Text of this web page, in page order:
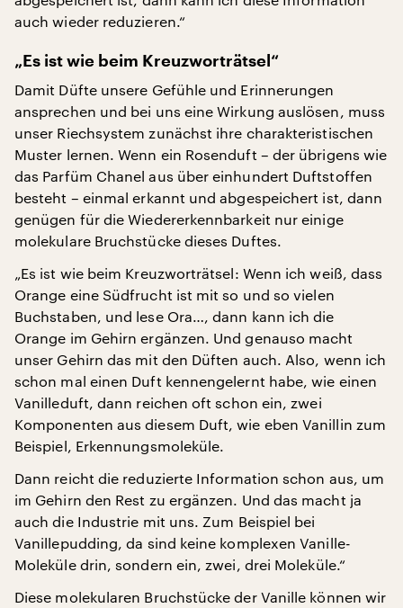
auch wieder reduzieren.“
„Es ist wie beim Kreuzworträtsel“
Damit Düfte unsere Gefühle und Erinnerungen
ansprechen und bei uns eine Wirkung auslösen, muss
unser Riechsystem zunächst ihre charakteristischen
Muster lernen. Wenn ein Rosenduft – der übrigens wie
das Parfüm Chanel aus über einhundert Duftstoffen
besteht – einmal erkannt und abgespeichert ist, dann
genügen für die Wiedererkennbarkeit nur einige
molekulare Bruchstücke dieses Duftes.
„Es ist wie beim Kreuzworträtsel: Wenn ich weiß, dass
Orange eine Südfrucht ist mit so und so vielen
Buchstaben, und lese Ora…, dann kann ich die
Orange im Gehirn ergänzen. Und genauso macht
unser Gehirn das mit den Düften auch. Also, wenn ich
schon mal einen Duft kennengelernt habe, wie einen
Vanilleduft, dann reichen oft schon ein, zwei
Komponenten aus diesem Duft, wie eben Vanillin zum
Beispiel, Erkennungsmoleküle.
Dann reicht die reduzierte Information schon aus, um
im Gehirn den Rest zu ergänzen. Und das macht ja
auch die Industrie mit uns. Zum Beispiel bei
Vanillepudding, da sind keine komplexen Vanille-
Moleküle drin, sondern ein, zwei, drei Moleküle.“
Diese molekularen Bruchstücke der Vanille können wir